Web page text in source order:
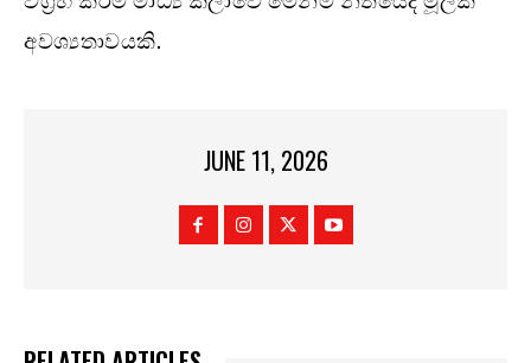
අවශ්‍යතාවයකි.
JUNE 11, 2026